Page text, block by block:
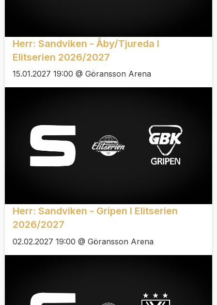
Herr: Sandviken - Åby/Tjureda I
Elitserien 2026/2027
15.01.2027 19:00 @ Göransson Arena
Herr: Sandviken - Gripen I Elitserien
2026/2027
02.02.2027 19:00 @ Göransson Arena